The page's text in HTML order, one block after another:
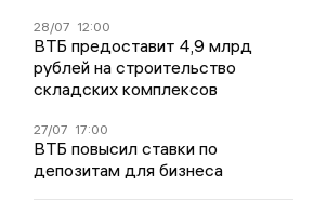
28/07 12:00
ВТБ предоставит 4,9 млрд
рублей на строительство
складских комплексов
27/07 17:00
ВТБ повысил ставки по
депозитам для бизнеса